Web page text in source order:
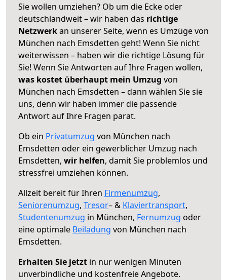
Sie wollen umziehen? Ob um die Ecke oder
deutschlandweit – wir haben das richtige
Netzwerkan unserer Seite, wenn es Umzüge von
München nach Emsdetten geht! Wenn Sie nicht
weiterwissen – haben wir die richtige Lösung für
Sie! Wenn Sie Antworten auf Ihre Fragen wollen,
was kostet überhaupt mein Umzug von
München nach Emsdetten – dann wählen Sie sie
uns, denn wir haben immer die passende
Antwort auf Ihre Fragen parat.
Ob ein Privatumzug von München nach
Emsdetten oder ein gewerblicher Umzug nach
Emsdetten, wir helfen, damit Sie problemlos und
stressfrei umziehen können.
Allzeit bereit für Ihren Firmenumzug,
Seniorenumzug, Tresor– & Klaviertransport,
Studentenumzug in München, Fernumzug oder
eine optimale Beiladung von München nach
Emsdetten.
Erhalten Sie jetzt in nur wenigen Minuten
unverbindliche und kostenfreie Angebote.